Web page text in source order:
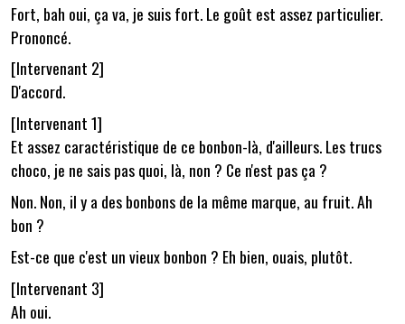
Fort, bah oui, ça va, je suis fort. Le goût est assez particulier.
Prononcé.
[Intervenant 2]
D'accord.
[Intervenant 1]
Et assez caractéristique de ce bonbon-là, d'ailleurs. Les trucs
choco, je ne sais pas quoi, là, non ? Ce n'est pas ça ?
Non. Non, il y a des bonbons de la même marque, au fruit. Ah
bon ?
Est-ce que c'est un vieux bonbon ? Eh bien, ouais, plutôt.
[Intervenant 3]
Ah oui.